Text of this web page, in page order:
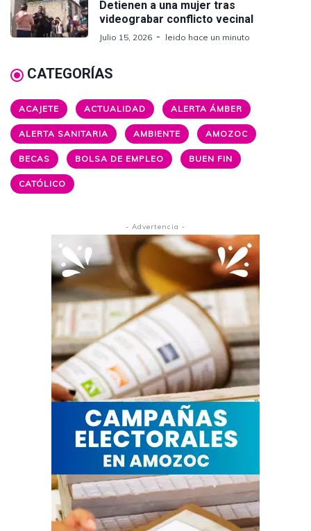
Detienen a una mujer tras
videograbar conflicto vecinal
Julio 15, 2026 leido hace un minuto
CATEGORÍAS
ACAJETE ACTUALIDAD ALERTA ÁMBER
ALERTA SANITARIA AMBIENTE AMOZOC
BECAS BOLSA DE EMPLEO BUEN FIN
CATÓLICO
- Advertencia -